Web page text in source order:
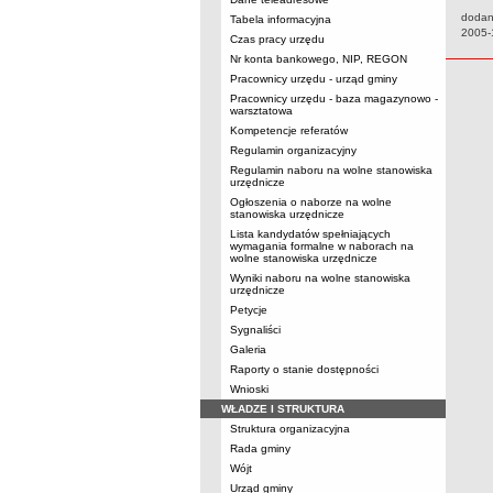
Tabela informacyjna
Czas pracy urzędu
Nr konta bankowego, NIP, REGON
Pracownicy urzędu - urząd gminy
Pracownicy urzędu - baza magazynowo -
warsztatowa
Kompetencje referatów
Regulamin organizacyjny
Regulamin naboru na wolne stanowiska
urzędnicze
Ogłoszenia o naborze na wolne
stanowiska urzędnicze
Lista kandydatów spełniających
wymagania formalne w naborach na
wolne stanowiska urzędnicze
Wyniki naboru na wolne stanowiska
urzędnicze
Petycje
Sygnaliści
Galeria
Raporty o stanie dostępności
Wnioski
WŁADZE I STRUKTURA
Struktura organizacyjna
Rada gminy
Wójt
Urząd gminy
Data: